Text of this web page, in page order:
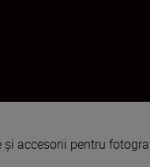
accesorii pentru